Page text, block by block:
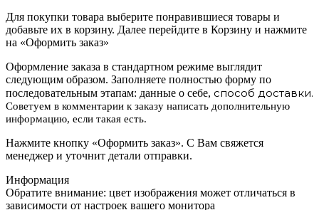
Для покупки товара выберите понравившиеся товары и
добавьте их в корзину. Далее перейдите в Корзину и нажмите
на «Оформить заказ»
Оформление заказа в стандартном режиме выглядит
следующим образом. Заполняете полностью форму по
последовательным этапам: данные о себе, способ доставки.
Советуем в комментарии к заказу написать дополнительную
информацию, если такая есть.
Нажмите кнопку «Оформить заказ». С Вам свяжется
менеджер и уточнит детали отправки.
Информация
Обратите внимание: цвет изображения может отличаться в
зависимости от настроек вашего монитора